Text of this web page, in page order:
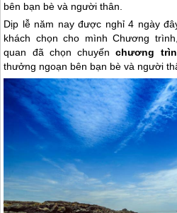
bên bạn bè và người thân.
Dịp lễ năm nay được nghỉ 4 ngày
khách chọn cho mình Chương
quan đã chọn chuyếnchương
thưởng ngoạn bên bạn bè và người